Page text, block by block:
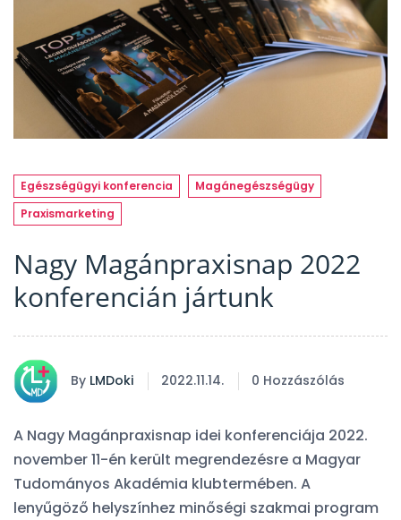
Egészségügyi konferencia
Magánegészségügy
Praxismarketing
Nagy Magánpraxisnap 2022
konferencián jártunk
By LMDoki 2022.11.14. 0 Hozzászólás
A Nagy Magánpraxisnap idei konferenciája 2022.
november 11-én került megrendezésre a Magyar
Tudományos Akadémia klubtermében. A
lenyűgöző helyszínhez minőségi szakmai program